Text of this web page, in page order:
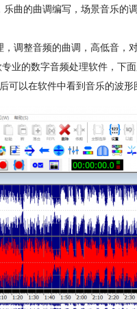
曲的曲调编写，场景音乐
调整音频的曲调，高低音，
业的数字音频处理软件，下
可以在软件中看到音乐的波形